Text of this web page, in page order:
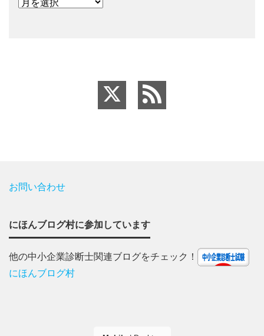
お問い合わせ
にほんブログ村に参加しています
他の中小企業診断士関連ブログをチェック！
にほんブログ村